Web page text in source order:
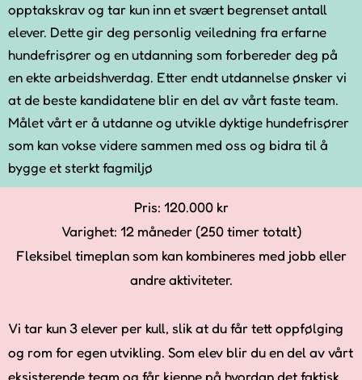
opptakskrav og tar kun inn et svært begrenset antall
elever. Dette gir deg personlig veiledning fra erfarne
hundefrisører og en utdanning som forbereder deg på
en ekte arbeidshverdag. Etter endt utdannelse ønsker vi
at de beste kandidatene blir en del av vårt faste team.
Målet vårt er å utdanne og utvikle dyktige hundefrisører
som kan vokse videre sammen med oss og bidra til å
bygge et sterkt fagmiljø
Pris: 120.000 kr
Varighet: 12 måneder (250 timer totalt)
Fleksibel timeplan som kan kombineres med jobb eller
andre aktiviteter.
Vi tar kun 3 elever per kull, slik at du får tett oppfølging
og rom for egen utvikling. Som elev blir du en del av vårt
eksisterende team og får kjenne på hvordan det faktisk